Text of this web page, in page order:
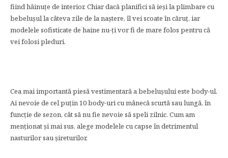
fiind hăinuțe de interior. Chiar dacă planifici să ieși la plimbare cu
bebelușul la câteva zile de la naștere, îl vei scoate în căruț, iar
modelele sofisticate de haine nu-ți vor fi de mare folos pentru că
vei folosi pleduri.
Cea mai importantă piesă vestimentară a bebelușului este body-ul.
Ai nevoie de cel puțin 10 body-uri cu mânecă scurtă sau lungă, în
funcție de sezon, cât să nu fie nevoie să speli zilnic. Cum am
menționat și mai sus, alege modelele cu capse în detrimentul
nasturilor sau șireturilor.